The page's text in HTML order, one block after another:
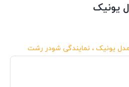
یونیک
یونیک ، نمایندگی شودر رشت